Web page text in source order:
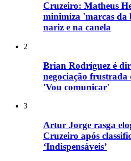
Cruzeiro: Matheus
minimiza 'marcas da
nariz e na canela
2
Brian Rodríguez é
negociação frustrada
'Vou comunicar'
3
Artur Jorge rasga
Cruzeiro após
‘Indispensáveis’